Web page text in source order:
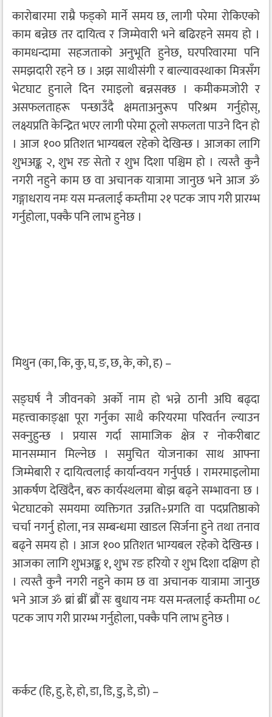
कारोबारमा राम्रै फड्को मार्ने समय छ, लागी परेमा रोकिएको
काम बन्नेछ तर दायित्व र जिम्मेवारी भने बढिरहने समय हो ।
कामधन्दामा सहजताको अनुभूति हुनेछ, घरपरिवारमा पनि
समझदारी रहने छ । अझ साथीसंगी र बाल्यावस्थाका मित्रसँग
भेटघाट हुनाले दिन रमाइलो बन्नसक्छ । कमीकमजोरी र
असफलताहरू पन्छाउँदै क्षमताअनुरूप परिश्रम गर्नुहोस्,
लक्ष्यप्रति केन्द्रित भएर लागी परेमा ठूलो सफलता पाउने दिन हो
। आज १०० प्रतिशत भाग्यबल रहेको देखिन्छ । आजका लागि
शुभअङ्क २, शुभ रङ सेतो र शुभ दिशा पश्चिम हो । त्यस्तै कुनै
नगरी नहुने काम छ वा अचानक यात्रामा जानुछ भने आज ॐ
गङ्गाधराय नमः यस मन्त्रलाई कम्तीमा २१ पटक जाप गरी प्रारम्भ
गर्नुहोला, पक्कै पनि लाभ हुनेछ ।
मिथुन (का, कि, कु, घ, ङ, छ, के, को, ह) –
सङ्घर्ष नै जीवनको अर्को नाम हो भन्ने ठानी अघि बढ्दा
महत्त्वाकाङ्क्षा पूरा गर्नुका साथै करियरमा परिवर्तन ल्याउन
सक्नुहुन्छ । प्रयास गर्दा सामाजिक क्षेत्र र नोकरीबाट
मानसम्मान मिल्नेछ । समुचित योजनाका साथ आफ्ना
जिम्मेबारी र दायित्वलाई कार्यान्वयन गर्नुपर्छ । रामरमाइलोमा
आकर्षण देखिंदैन, बरु कार्यस्थलमा बोझ बढ्ने सम्भावना छ ।
भेटघाटको समयमा व्यक्तिगत उन्नति÷प्रगति वा पदप्रतिष्ठाको
चर्चा नगर्नु होला, नत्र सम्बन्धमा खाडल सिर्जना हुने तथा तनाव
बढ्ने समय हो । आज १०० प्रतिशत भाग्यबल रहेको देखिन्छ ।
आजका लागि शुभअङ्क १, शुभ रङ हरियो र शुभ दिशा दक्षिण हो
। त्यस्तै कुनै नगरी नहुने काम छ वा अचानक यात्रामा जानुछ
भने आज ॐ ब्रां ब्रीं ब्रौं सः बुधाय नमः यस मन्त्रलाई कम्तीमा ०८
पटक जाप गरी प्रारम्भ गर्नुहोला, पक्कै पनि लाभ हुनेछ ।
कर्कट (हि, हु, हे, हो, डा, डि, डु, डे, डो) –